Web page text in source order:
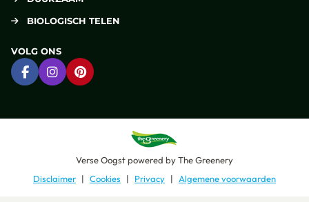
BIOLOGISCH TELEN
VOLG ONS
Ga naar Facebook
Ga naar Instagram
Ga naar Pinterest
Verse Oogstpowered byThe Greenery
Disclaimer
Cookies Privacy Algemene voorwaarden